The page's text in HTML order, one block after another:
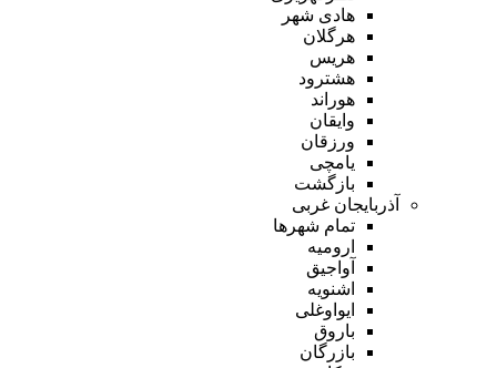
هادی شهر
هرگلان
هریس
هشترود
هوراند
وایقان
ورزقان
یامچی
بازگشت
آذربایجان غربی
تمام شهر‌ها
ارومیه
آواجیق
اشنویه
ایواوغلی
باروق
بازرگان